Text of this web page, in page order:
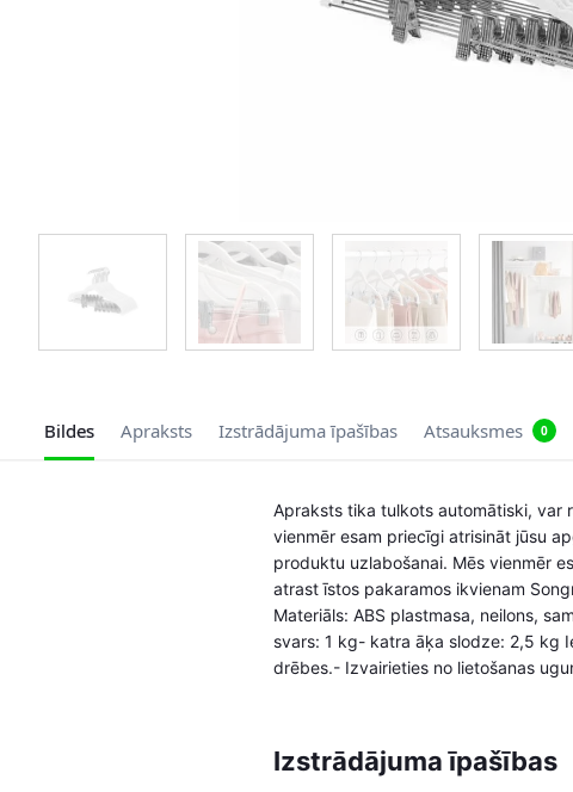
Bildes Apraksts Izstrādājuma īpašības Atsauksmes 0
Apraksts tika tulkots automātiski, var
vienmēr esam priecīgi atrisināt jūsu
produktu uzlabošanai. Mēs vienmēr
atrast īstos pakaramos ikvienam
Materiāls: ABS plastmasa, neilons,
svars: 1 kg- katra āķa slodze: 2,5 kg
drēbes.- Izvairieties no lietošanas
Izstrādājuma īpašības